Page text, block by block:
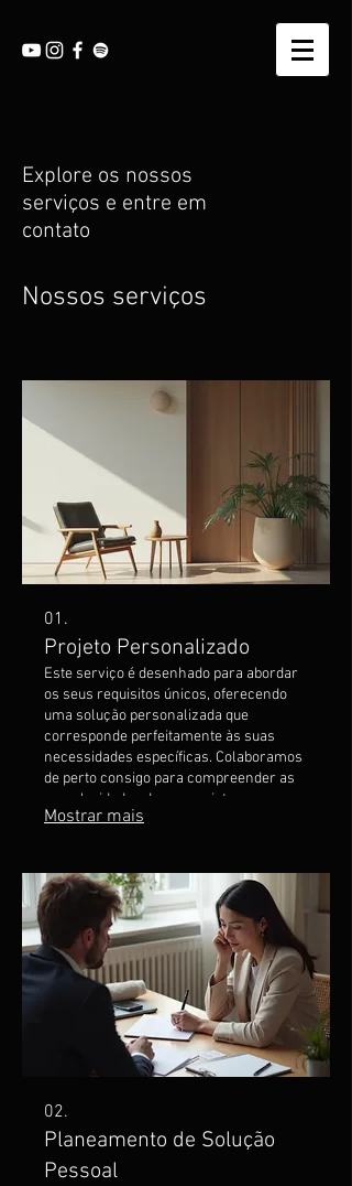
Explore os nossos
serviços e entre em
contato
Nossos serviços
01.
Projeto Personalizado
Este serviço é desenhado para abordar
os seus requisitos únicos, oferecendo
uma solução personalizada que
corresponde perfeitamente às suas
necessidades específicas. Colaboramos
de perto consigo para compreender as
complexidades do seu projeto,
garantindo que todos os detalhes sejam
para si, que entrega resultados ótimos.
Deixe-nos transformar a sua visão em
realidade com a nossa abordagem
personalizada.
Mostrar mais
02.
Planeamento de Solução
Pessoal